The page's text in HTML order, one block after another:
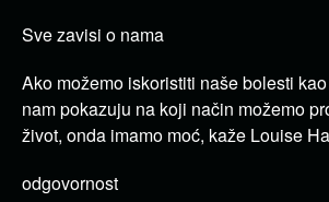
Sve zavisi o nama
Ako možemo iskoristiti naše bolesti
nam pokazuju na koji način možemo
život, onda imamo moć, kaže Louise
odgovornost